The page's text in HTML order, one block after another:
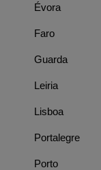
Évora
Faro
Guarda
Leiria
Lisboa
Portalegre
Porto